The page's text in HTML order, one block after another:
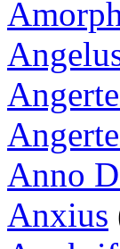
Anno
Anxius